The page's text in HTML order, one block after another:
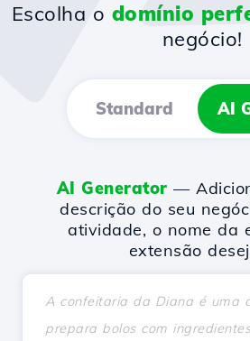
Escolha o domínio
negócio!
Standard AI
AI Generator —
descrição do seu
atividade, o nome da
extensão